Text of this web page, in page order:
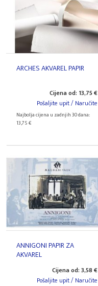
ARCHES AKVAREL PAPIR
Cijena od: 13,75 €
Pošaljite upit / Naručite
Najbolja cijena u zadnjih 30 dana:
13,75 €
ANNIGONI PAPIR ZA
AKVAREL
Cijena od: 3,58 €
Pošaljite upit / Naručite